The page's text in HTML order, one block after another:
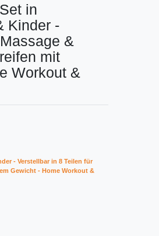
in
Kinder -
&
mit
Workout &
- Verstellbar in 8 Teilen für
Gewicht - Home Workout &